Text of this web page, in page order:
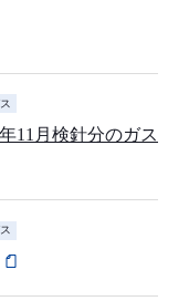
11月検針分のガス